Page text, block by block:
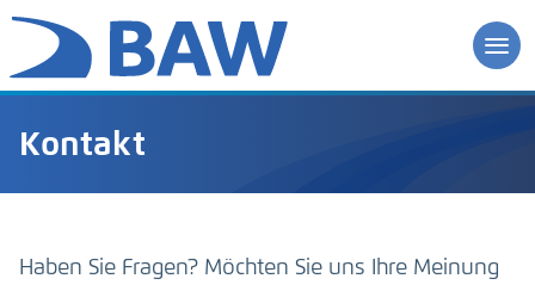
Kontakt
Haben Sie Fragen? Möchten Sie uns Ihre Meinung